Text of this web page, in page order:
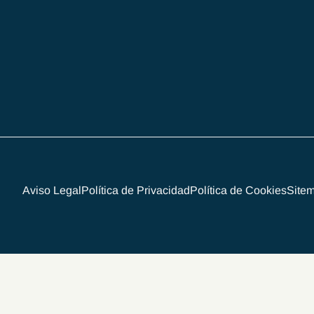
Aviso LegalPolítica de PrivacidadPolítica de Cookies